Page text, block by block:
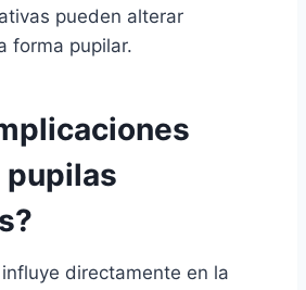
pueden alterar
forma pupilar.
directamente en la